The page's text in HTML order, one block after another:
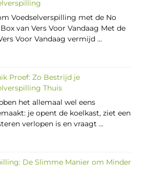
Voedselverspilling met de No
van Vers Voor Vandaag Met de
Voor Vandaag vermijd ...
Proef: Zo Bestrijd je
Thuis
het allemaal wel eens
je opent de koelkast, ziet een
verlopen is en vraagt ...
De Slimme Manier om Minder